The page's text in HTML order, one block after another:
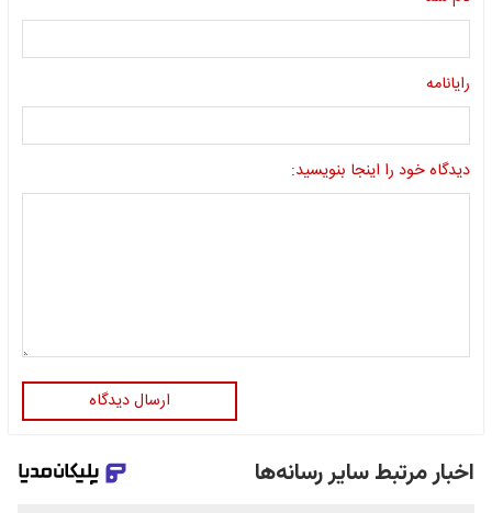
رایانامه
دیدگاه خود را اینجا بنویسید:
ارسال دیدگاه